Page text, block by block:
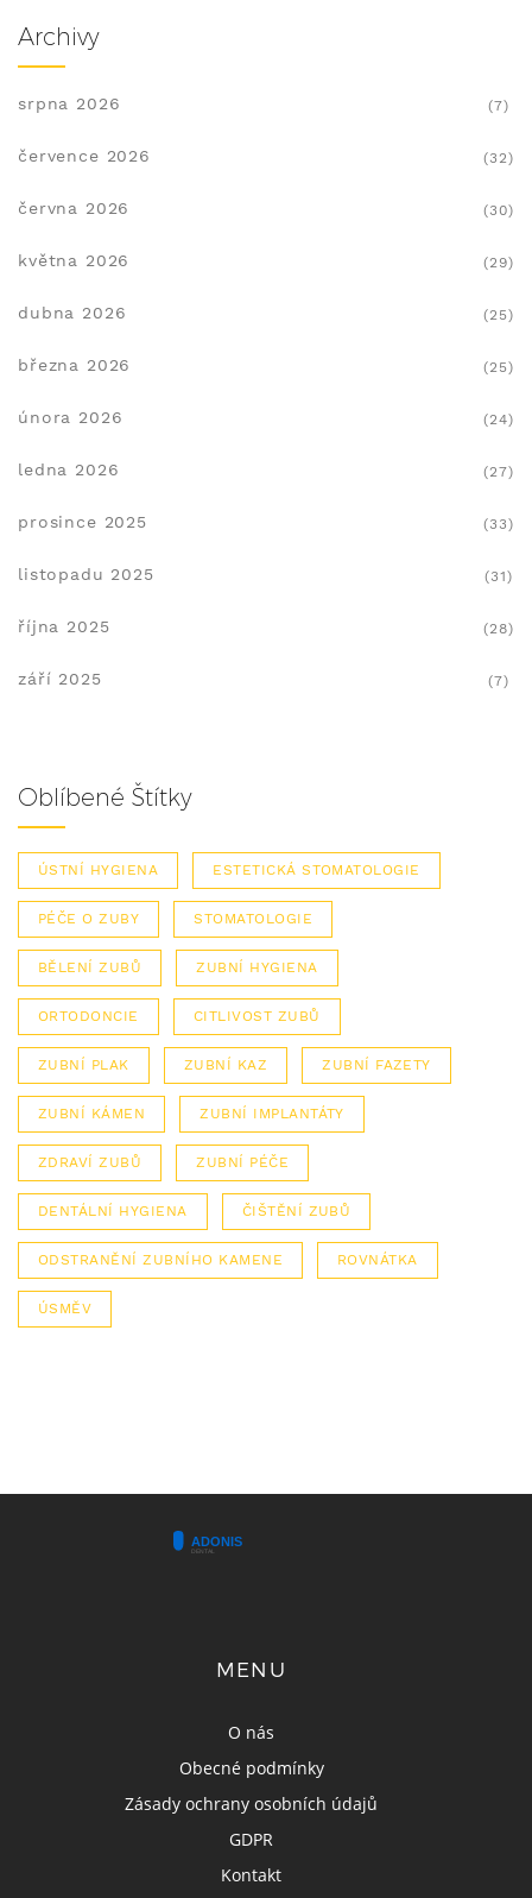
Archivy
srpna 2026 (7)
července 2026 (32)
června 2026 (30)
května 2026 (29)
dubna 2026 (25)
března 2026 (25)
února 2026 (24)
ledna 2026 (27)
prosince 2025 (33)
listopadu 2025 (31)
října 2025 (28)
září 2025 (7)
Oblíbené Štítky
ÚSTNÍ HYGIENA ESTETICKÁ STOMATOLOGIE
PÉČE O ZUBY STOMATOLOGIE
BĚLENÍ ZUBŮ ZUBNÍ HYGIENA
ORTODONCIE CITLIVOST ZUBŮ
ZUBNÍ PLAK ZUBNÍ KAZ ZUBNÍ FAZETY
ZUBNÍ KÁMEN ZUBNÍ IMPLANTÁTY
ZDRAVÍ ZUBŮ ZUBNÍ PÉČE
DENTÁLNÍ HYGIENA ČIŠTĚNÍ ZUBŮ
ODSTRANĚNÍ ZUBNÍHO KAMENE ROVNÁTKA
ÚSMĚV
MENU
O nás
Obecné podmínky
Zásady ochrany osobních údajů
GDPR
Kontakt